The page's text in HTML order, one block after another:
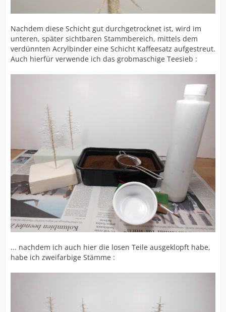
Nachdem diese Schicht gut durchgetrocknet ist, wird im
unteren, später sichtbaren Stammbereich, mittels dem
verdünnten Acrylbinder eine Schicht Kaffeesatz aufgestreut.
Auch hierfür verwende ich das grobmaschige Teesieb :
... nachdem ich auch hier die losen Teile ausgeklopft habe,
habe ich zweifarbige Stämme :